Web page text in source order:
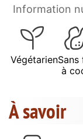
Information
VégétarienSans
à
À savoir